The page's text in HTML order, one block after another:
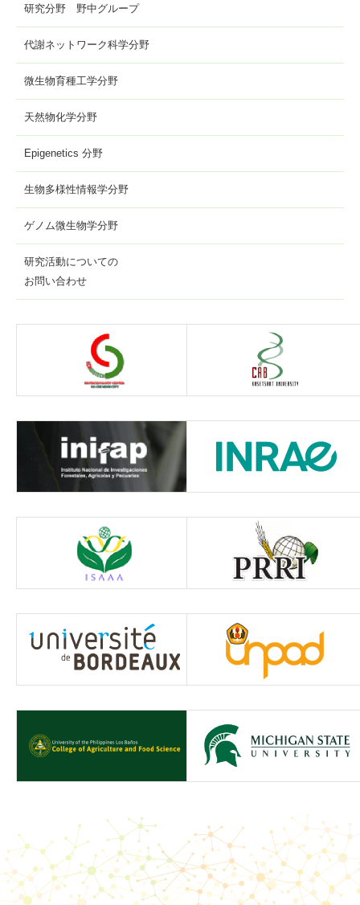
研究分野 野中グループ
代謝ネットワーク科学分野
微生物育種工学分野
天然物化学分野
Epigenetics 分野
生物多様性情報学分野
ゲノム微生物学分野
研究活動についての
お問い合わせ